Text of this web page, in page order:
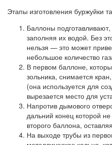
Этапы изготовления буржуйки
Баллоны подготавливают,
заполняя их водой. Без
нельзя — это может
небольшое количество
В первом баллоне,
зольника, снимается
(она используется для
вырезается место для
Напротив дымового
дальний конец которой
второго баллона,
На выходе трубы из